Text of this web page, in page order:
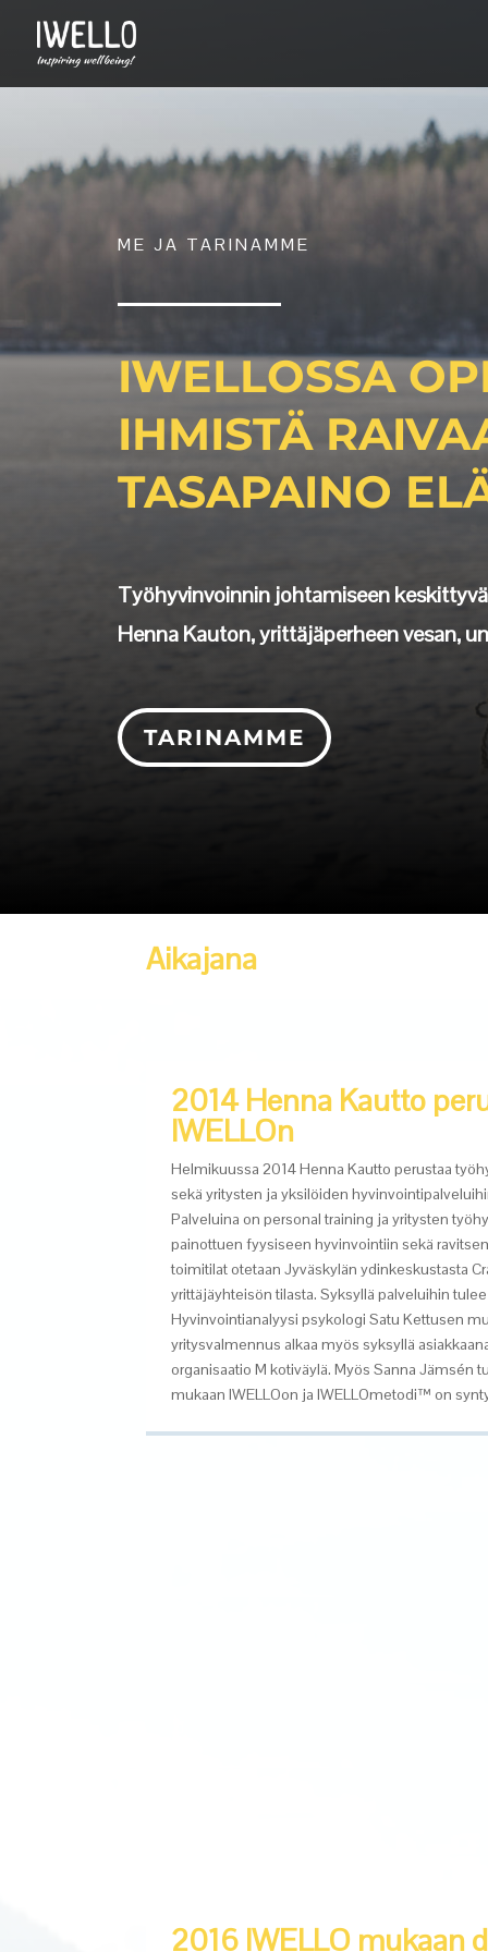
ME JA TARINAMME
IWELLOSSA
IHMISTÄ
TASAPAINO
Työhyvinvoinnin johtamiseen
Henna Kauton, yrittäjäperheen vesan,
TARINAMME
Aikajana
2014 Henna Kautto
IWELLOn
Helmikuussa 2014 Henna Kautto perustaa
sekä yritysten ja yksilöiden
Palveluina on personaltraining ja yritysten
painottuen fyysiseen hyvinvointiin sekä
toimitilat otetaan Jyväskylän ydinkeskustasta
yrittäjäyhteisön tilasta. Syksyllä palveluihin
Hyvinvointianalyysi psykologi Satu Kettusen
yritysvalmennus alkaa myös syksyllä
organisaatio M kotiväylä. Myös Sanna Jämsén
mukaan IWELLOon ja IWELLOmetodi™ on
2016 IWELLO mukaan